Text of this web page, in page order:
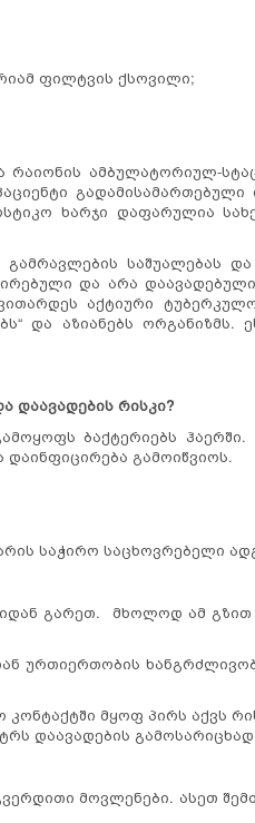
ფილტვის ქსოვილი;
რაიონის ამბულატორიულ-
გადამისამართებული
ხარჯი დაფარულია
საშუალებას და
და არა
აქტიური
და აზიანებს ორგანიზმს.
დაავადების რისკი?
ბაქტერიებს
დაინფიცირება გამოიწვიოს.
საჭირო საცხოვრებელი
გარეთ. მხოლოდ ამ გზით
ურთიერთობის
მყოფ პირს აქვს
დაავადების
მოვლენები. ასეთ